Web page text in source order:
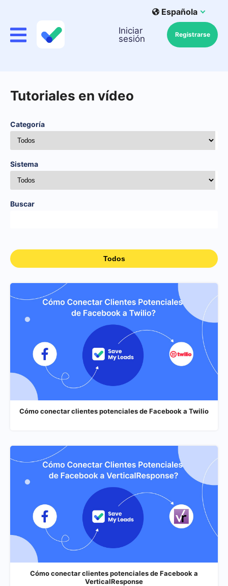
Española
Iniciar
sesión
Registrarse
Tutoriales en vídeo
Categoría
Sistema
Buscar
Todos
Cómo conectar clientes potenciales de Facebook a Twilio
Cómo conectar clientes potenciales de Facebook a
VerticalResponse